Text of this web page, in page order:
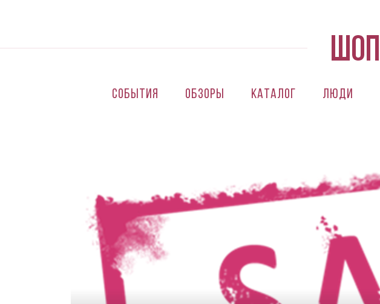
События Обзоры Каталог Люди